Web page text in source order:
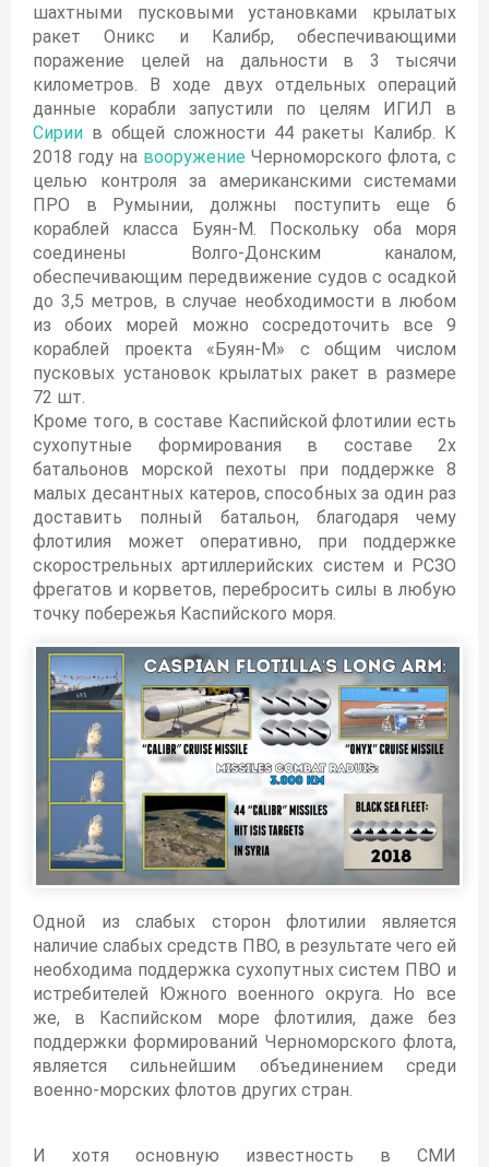
шахтными пусковыми установками крылатых
ракет Оникс и Калибр, обеспечивающими
поражение целей на дальности в 3 тысячи
километров. В ходе двух отдельных операций
данные корабли запустили по целям ИГИЛ в
Сирии в общей сложности 44 ракеты Калибр. К
2018 году на вооружение Черноморского флота, с
целью контроля за американскими системами
ПРО в Румынии, должны поступить еще 6
кораблей класса Буян-М. Поскольку оба моря
соединены Волго-Донским каналом,
обеспечивающим передвижение судов с осадкой
до 3,5 метров, в случае необходимости в любом
из обоих морей можно сосредоточить все 9
кораблей проекта «Буян-М» с общим числом
пусковых установок крылатых ракет в размере
72 шт.
Кроме того, в составе Каспийской флотилии есть
сухопутные формирования в составе 2х
батальонов морской пехоты при поддержке 8
малых десантных катеров, способных за один раз
доставить полный батальон, благодаря чему
флотилия может оперативно, при поддержке
скорострельных артиллерийских систем и РСЗО
фрегатов и корветов, перебросить силы в любую
точку побережья Каспийского моря.
Одной из слабых сторон флотилии является
наличие слабых средств ПВО, в результате чего ей
необходима поддержка сухопутных систем ПВО и
истребителей Южного военного округа. Но все
же, в Каспийском море флотилия, даже без
поддержки формирований Черноморского флота,
является сильнейшим объединением среди
военно-морских флотов других стран.
И хотя основную известность в СМИ